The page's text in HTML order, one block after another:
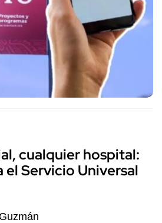
cualquier hospital:
el Servicio Universal